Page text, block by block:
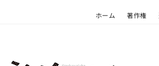
ホーム 著作権